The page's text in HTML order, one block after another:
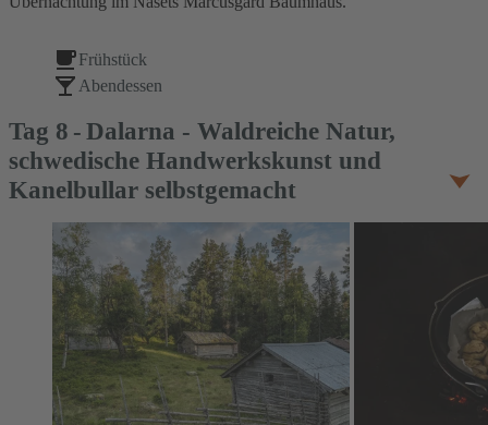
Frühstück
Abendessen
Tag 8
Dalarna - Waldreiche Natur,
schwedische Handwerkskunst und
Kanelbullar selbstgemacht